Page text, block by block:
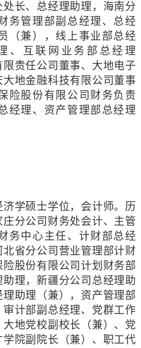
长、总经理助理，海南分
务管理部副总经理、总经
（兼），线上事业部总经
、互联网业务部总经理
限责任公司董事、大地电子
地金融科技有限公司董事
险股份有限公司财务负责
经理、资产管理部总经理
学硕士学位，会计师。历
分公司财务处会计、主管
务中心主任、计财部总经
省分公司营业管理部计财
股份有限公司计划财务部
理，新疆分公司总经理助
助理（兼），资产管理部
计部副总经理、党群工作
地党校副校长（兼）、党
院副院长（兼）、职工代